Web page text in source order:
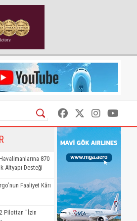
870
Altyapı Desteği
Faaliyet Kârı
Pilottan "İzin